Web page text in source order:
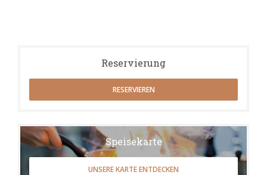
Reservierung
RESERVIEREN
Speisekarte
UNSERE KARTE ENTDECKEN